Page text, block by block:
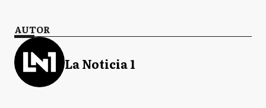
AUTOR
La Noticia 1